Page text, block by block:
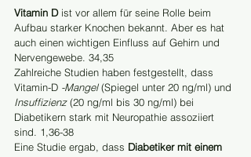
Vitamin D ist vor allem für seine Rolle beim
Aufbau starker Knochen bekannt. Aber es hat
auch einen wichtigen Einfluss auf Gehirn und
Nervengewebe. 34,35
Zahlreiche Studien haben festgestellt, dass
Vitamin-D -Mangel (Spiegel unter 20 ng/ml) und
Insuffizienz (20 ng/ml bis 30 ng/ml) bei
Diabetikern stark mit Neuropathie assoziiert
sind. 1,36-38
Eine Studie ergab, dass Diabetiker mit einem